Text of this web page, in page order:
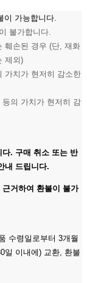
이 가능합니다.
불가합니다.
훼손된 경우 (단, 재화
제외)
가치가 현저히 감소한
등의 가치가 현저히 감
다. 구매 취소 또는 반
내 드립니다.
근거하여 환불이 불가
수령일로부터 3개월
일 이내에) 교환, 환불